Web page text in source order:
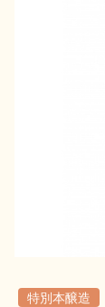
特別本醸造